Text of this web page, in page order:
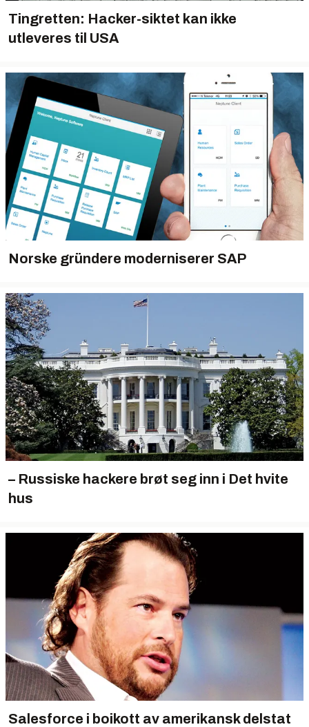
Tingretten: Hacker-siktet kan ikke
utleveres til USA
Norske gründere moderniserer SAP
– Russiske hackere brøt seg inn i Det hvite
hus
Salesforce i boikott av amerikansk delstat